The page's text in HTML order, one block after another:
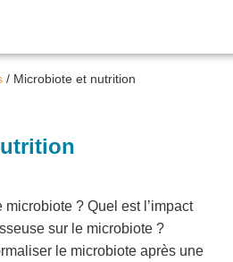
/ Microbiote et nutrition
? Quel est l’impact
sur le microbiote ?
le microbiote après une